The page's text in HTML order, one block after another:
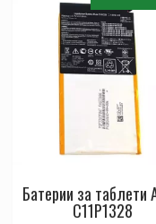
Батерии за таблети
C11P1328